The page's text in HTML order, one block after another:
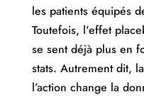
les patients équipés
Toutefois, l’effet
se sent déjà plus en
stats. Autrement dit,
l’action change la